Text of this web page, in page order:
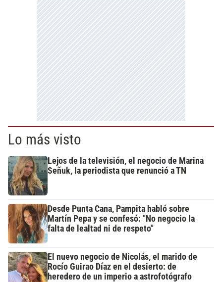
Lo más visto
Lejos de la televisión, el negocio de Marina
Señuk, la periodista que renunció a TN
Desde Punta Cana, Pampita habló sobre
Martín Pepa y se confesó: "No negocio la
falta de lealtad ni de respeto"
El nuevo negocio de Nicolás, el marido de
Rocío Guirao Díaz en el desierto: de
heredero de un imperio a astrofotógrafo